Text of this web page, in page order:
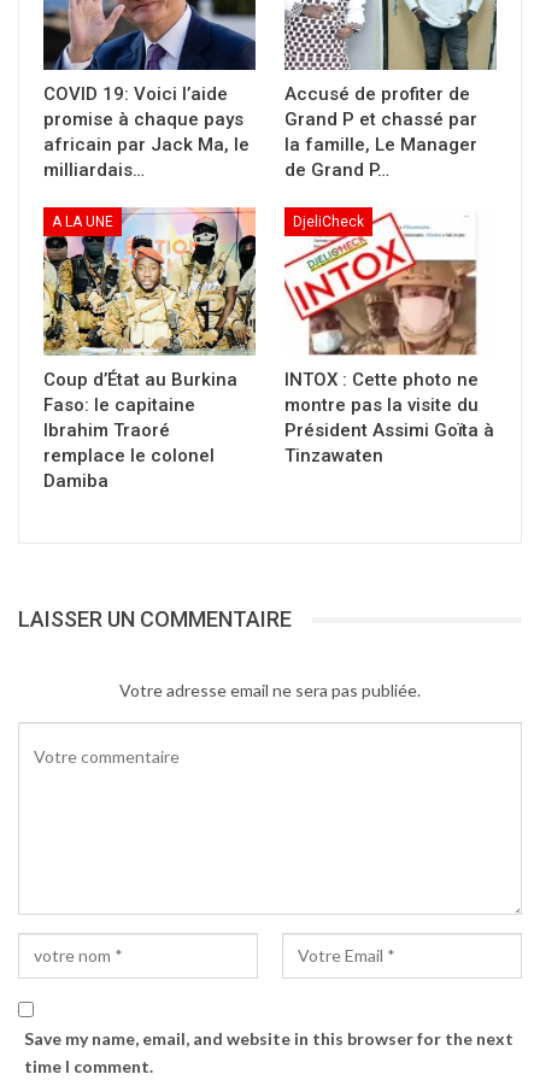
COVID 19: Voici l’aide
promise à chaque pays
africain par Jack Ma, le
milliardais…
Accusé de profiter de
Grand P et chassé par
la famille, Le Manager
de Grand P…
A LA UNE
Coup d’État au Burkina
Faso: le capitaine
Ibrahim Traoré
remplace le colonel
Damiba
DjeliCheck
INTOX : Cette photo ne
montre pas la visite du
Président Assimi Goïta à
Tinzawaten
LAISSER UN COMMENTAIRE
Votre adresse email ne sera pas publiée.
Save my name, email, and website in this browser for the next
time I comment.